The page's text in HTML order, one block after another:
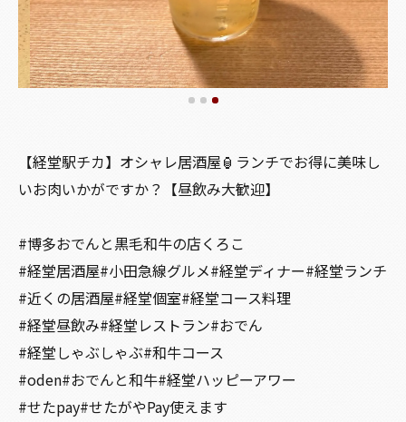
【経堂駅チカ】オシャレ居酒屋🏮ランチでお得に美味し
いお肉いかがですか？【昼飲み大歓迎】
#博多おでんと黒毛和牛の店くろこ
#経堂居酒屋#小田急線グルメ#経堂ディナー#経堂ランチ
#近くの居酒屋#経堂個室#経堂コース料理
#経堂昼飲み#経堂レストラン#おでん
#経堂しゃぶしゃぶ#和牛コース
#oden#おでんと和牛#経堂ハッピーアワー
#せたpay#せたがやPay使えます